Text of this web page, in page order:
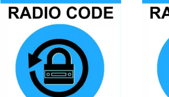
Dieses
Produkt
mehrere
Varianten
Optionen